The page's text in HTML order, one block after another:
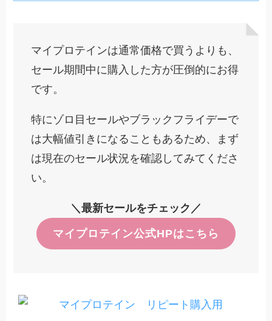
マイプロテインは通常価格で買うよりも、
セール期間中に購入した方が圧倒的にお得
です。
特にゾロ目セールやブラックフライデーで
は大幅値引きになることもあるため、まず
は現在のセール状況を確認してみてくださ
い。
＼最新セールをチェック／
マイプロテイン公式HPはこちら